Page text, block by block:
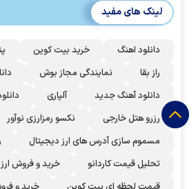
لینک های مفید
دانلود اهنگ خرید بیت کوین
راز بقا
نمایندگی مجاز بوش
دانلود آهنگ جدید
آلپاری
رزرو هتل خارجی
نکسو رمزارزی نوآور
مسموم سازی آدرس های ارز دیجیتال
تحلیل قیمت کاردانو
خرید و فروش